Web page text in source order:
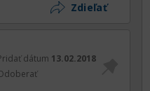
Zdieľať
dátum 13.02.2018